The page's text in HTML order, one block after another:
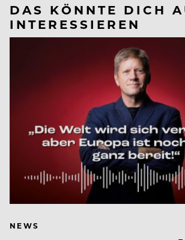
DAS KÖNNTE DICH
INTERESSIEREN
NEWS